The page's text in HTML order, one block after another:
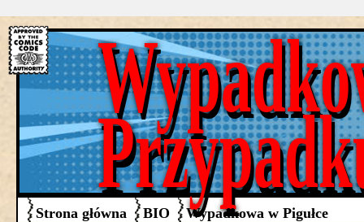
Strona główna BIO Wypadkowa w Pigułce